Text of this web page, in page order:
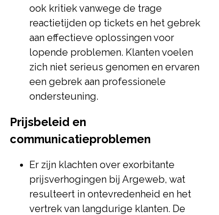
ook kritiek vanwege de trage
reactietijden op tickets en het gebrek
aan effectieve oplossingen voor
lopende problemen. Klanten voelen
zich niet serieus genomen en ervaren
een gebrek aan professionele
ondersteuning.
Prijsbeleid en
communicatieproblemen
Er zijn klachten over exorbitante
prijsverhogingen bij Argeweb, wat
resulteert in ontevredenheid en het
vertrek van langdurige klanten. De